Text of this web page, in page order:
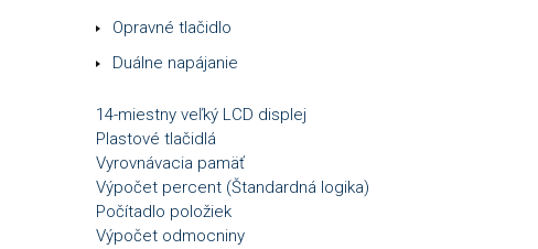
Opravné tlačidlo
Duálne napájanie
14-miestny veľký LCD displej
Plastové tlačidlá
Vyrovnávacia pamäť
Výpočet percent (Štandardná logika)
Počítadlo položiek
Výpočet odmocniny